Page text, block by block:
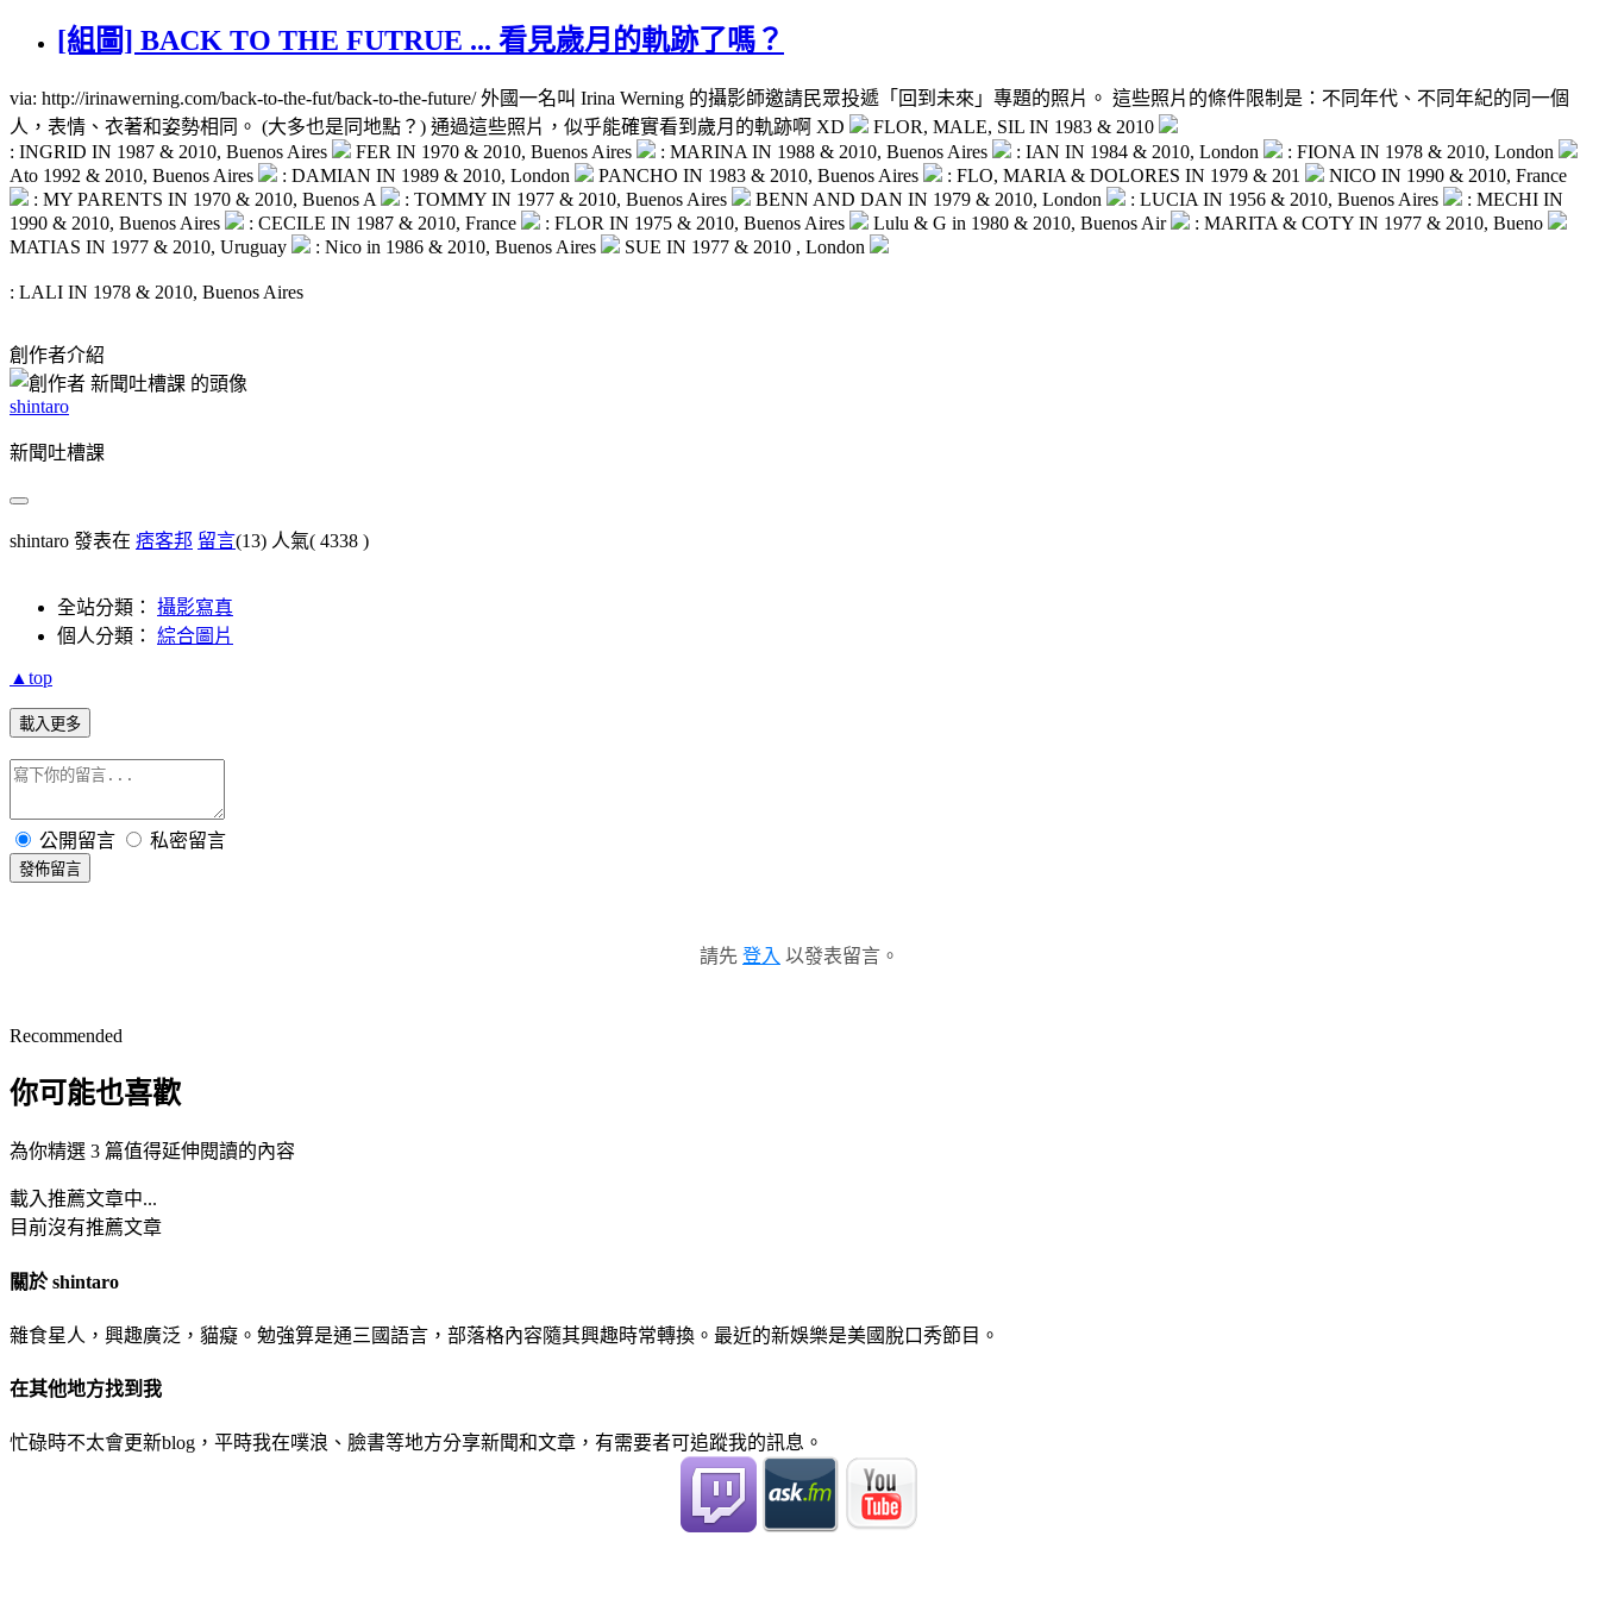
[組圖] BACK TO THE FUTRUE ... 看見歲月的軌跡了嗎？
via: http://irinawerning.com/back-to-the-fut/back-to-the-future/ 外國一名叫 Irina Werning 的攝影師邀請民眾投遞「回到未來」專題的照片。 這些照片的條件限制是：不同年代、不同年紀的同一個
人，表情、衣著和姿勢相同。 (大多也是同地點？) 通過這些照片，似乎能確實看到歲月的軌跡啊 XD
FLOR, MALE, SIL IN 1983 & 2010
: INGRID IN 1987 & 2010, Buenos Aires
FER IN 1970 & 2010, Buenos Aires : MARINA IN 1988 & 2010, Buenos Aires : IAN IN 1984 & 2010, London
: FIONA IN 1978 & 2010, London
Ato 1992 & 2010, Buenos Aires
: DAMIAN IN 1989 & 2010, London PANCHO IN 1983 & 2010, Buenos Aires : FLO, MARIA & DOLORES IN 1979 & 201
NICO IN 1990 & 2010, France
: MY PARENTS IN 1970 & 2010, Buenos A
: TOMMY IN 1977 & 2010, Buenos Aires BENN AND DAN IN 1979 & 2010, London : LUCIA IN 1956 & 2010, Buenos Aires
: MECHI IN
1990 & 2010, Buenos Aires
: CECILE IN 1987 & 2010, France : FLOR IN 1975 & 2010, Buenos Aires Lulu & G in 1980 & 2010, Buenos Air
: MARITA & COTY IN 1977 & 2010, Bueno
MATIAS IN 1977 & 2010, Uruguay
: Nico in 1986 & 2010, Buenos Aires SUE IN 1977 & 2010 , London
: LALI IN 1978 & 2010, Buenos Aires
創作者介紹
shintaro
新聞吐槽課
shintaro 發表在 痞客邦 留言(13) 人氣( 4338 )
全站分類： 攝影寫真
個人分類： 綜合圖片
▲top
載入更多
公開留言 私密留言
發佈留言
請先 登入 以發表留言。
Recommended
你可能也喜歡
為你精選 3 篇值得延伸閱讀的內容
載入推薦文章中...
目前沒有推薦文章
關於 shintaro
雜食星人，興趣廣泛，貓癡。勉強算是通三國語言，部落格內容隨其興趣時常轉換。最近的新娛樂是美國脫口秀節目。
在其他地方找到我
忙碌時不太會更新blog，平時我在噗浪、臉書等地方分享新聞和文章，有需要者可追蹤我的訊息。